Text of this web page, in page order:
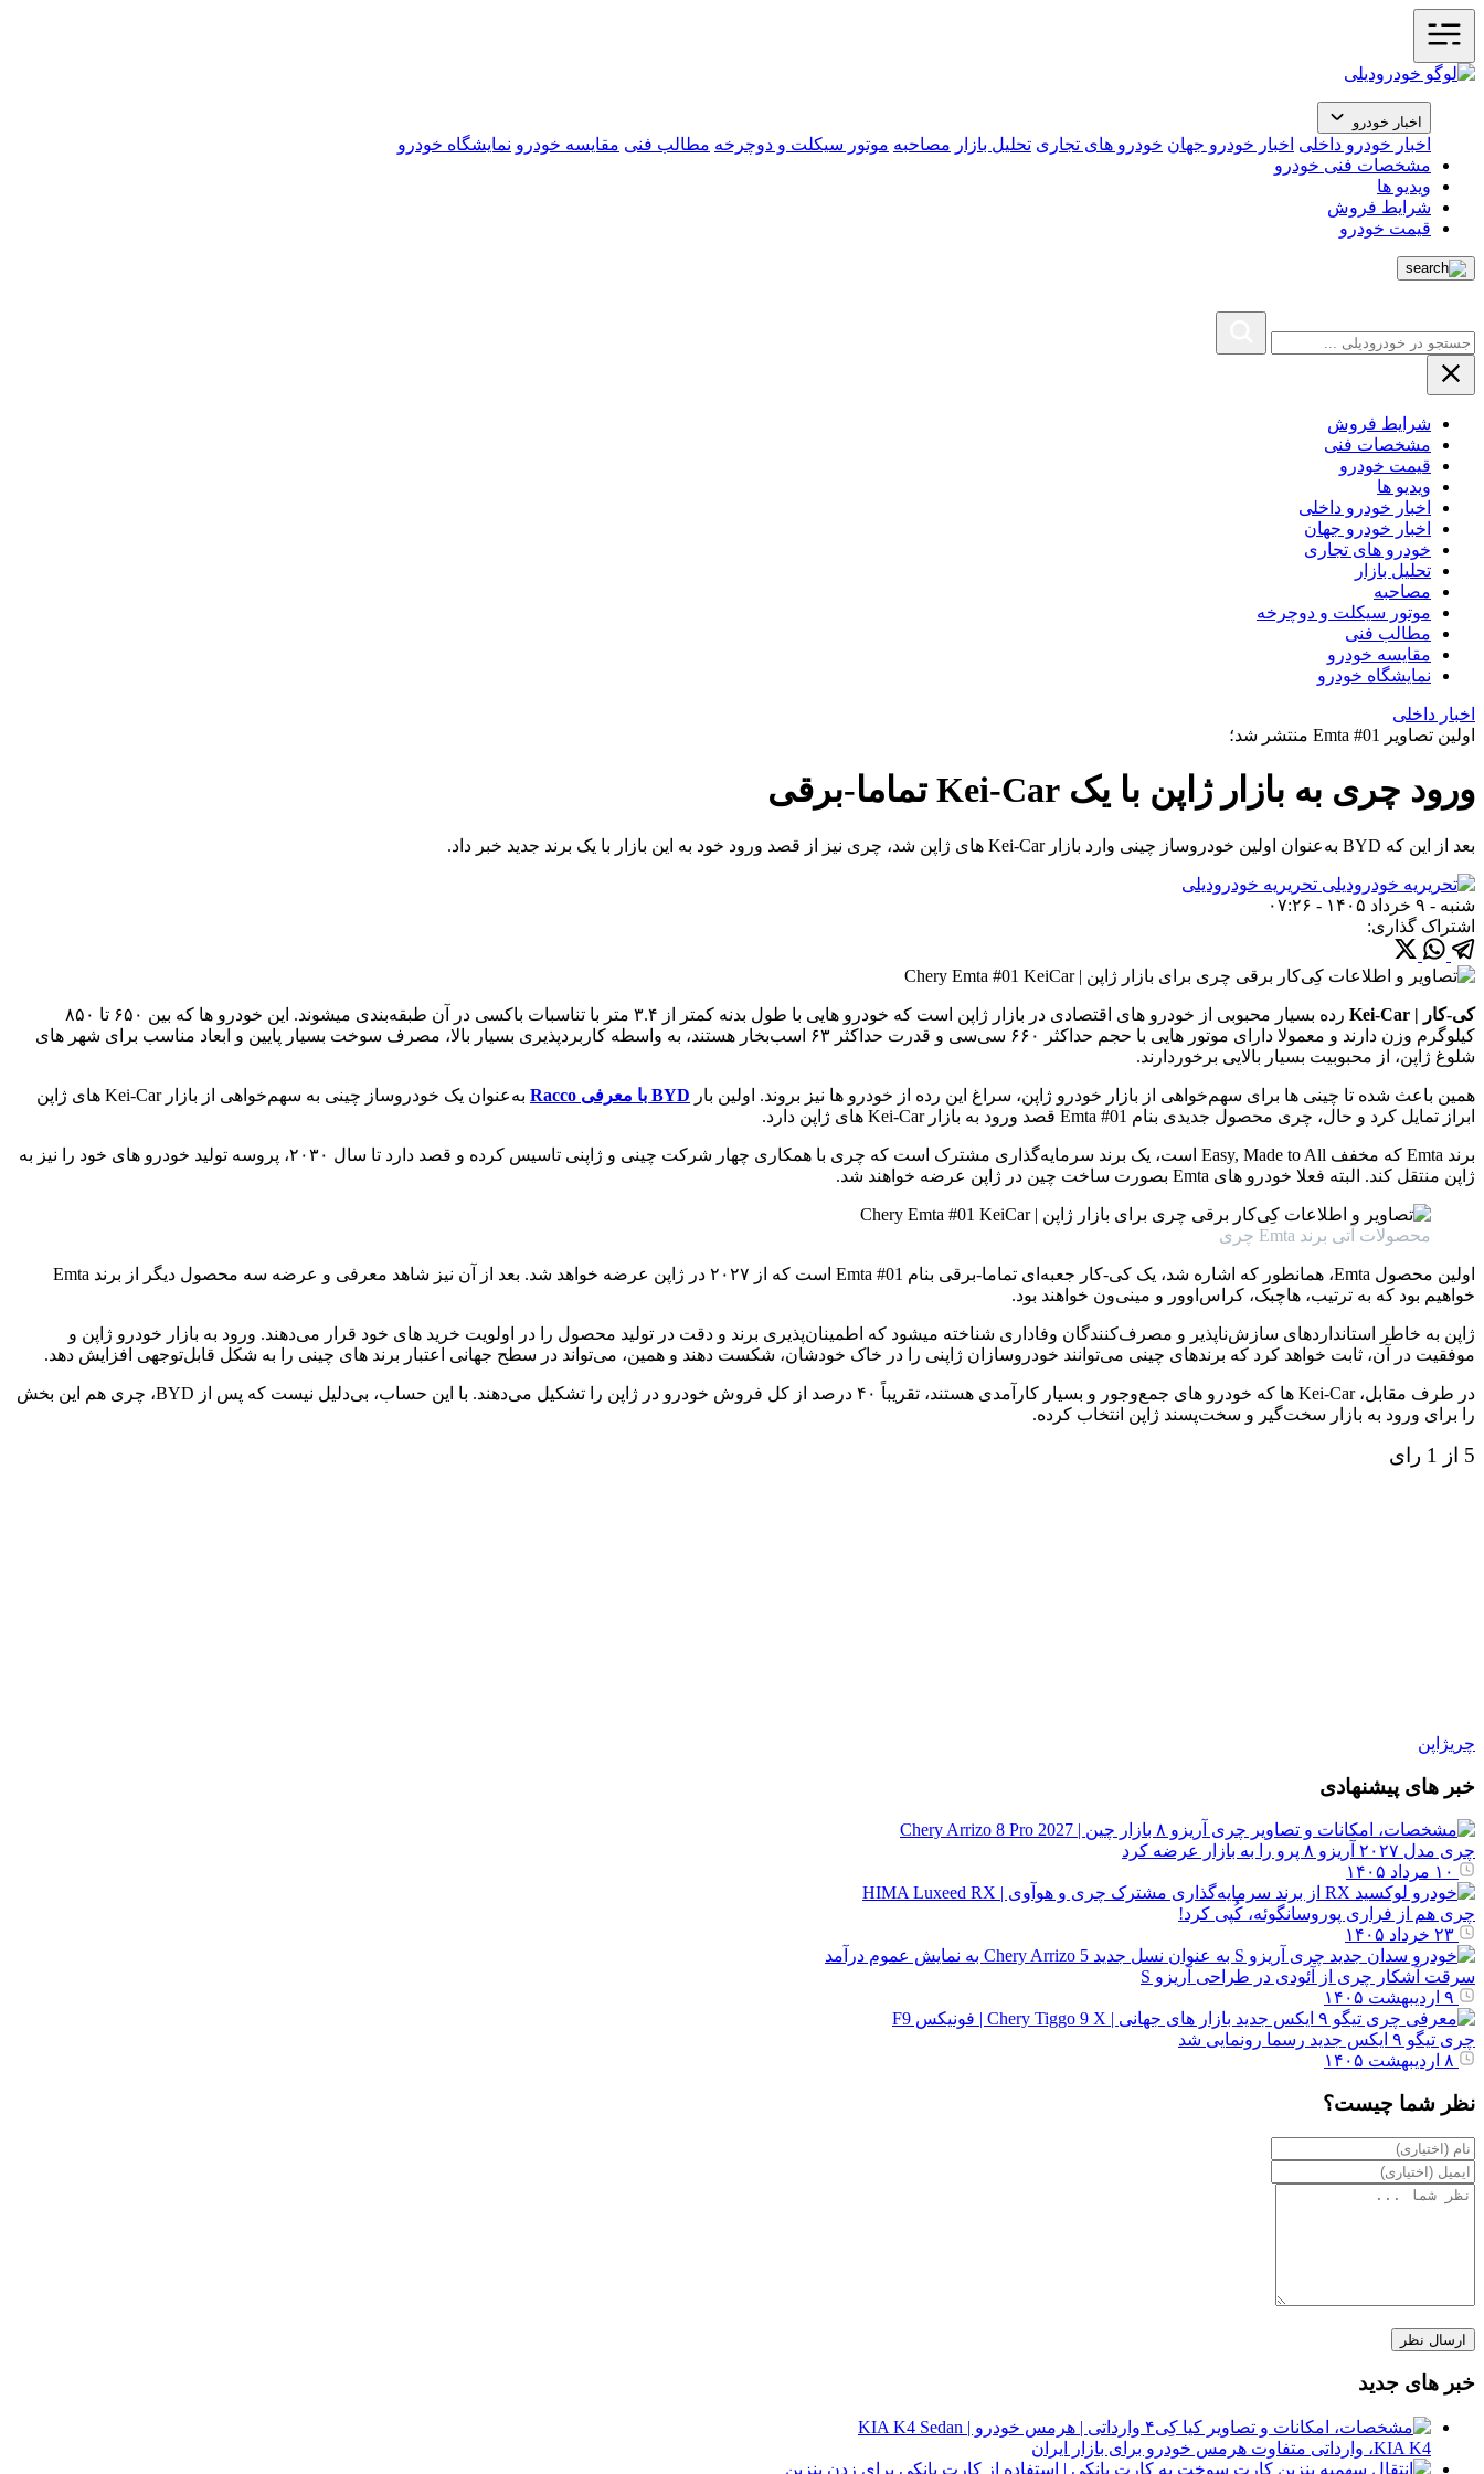
اخبار خودرو
اخبار خودرو داخلی اخبار خودرو جهان خودرو های تجاری تحلیل بازار مصاحبه موتور سیکلت و دوچرخه مطالب فنی مقایسه خودرو نمایشگاه خودرو
مشخصات فنی خودرو
ویدیو ها
شرایط فروش
قیمت خودرو
شرایط فروش
مشخصات فنی
قیمت خودرو
ویدیو ها
اخبار خودرو داخلی
اخبار خودرو جهان
خودرو های تجاری
تحلیل بازار
مصاحبه
موتور سیکلت و دوچرخه
مطالب فنی
مقایسه خودرو
نمایشگاه خودرو
اخبار داخلی
اولین تصاویر Emta #01 منتشر شد؛
ورود چری به بازار ژاپن با یک Kei-Car تماما-برقی
بعد از این که BYD به‌عنوان اولین خودروساز چینی وارد بازار Kei-Car های ژاپن شد، چری نیز از قصد ورود خود به این بازار با یک برند جدید خبر داد.
تحریریه خودرودیلی
شنبه - ۹ خرداد ۱۴۰۵ - ۰۷:۲۶
اشتراک گذاری:
کی-کار | Kei-Car
رده بسیار محبوبی از خودرو های اقتصادی در بازار ژاپن است که خودرو هایی با طول بدنه کمتر از ۳.۴ متر با تناسبات باکسی در آن طبقه‌بندی می‎شوند. این خودرو ها که بین ۶۵۰ تا ۸۵۰
کیلوگرم وزن دارند و معمولا دارای موتور هایی با حجم حداکثر ۶۶۰ سی‌سی و قدرت حداکثر ۶۳ اسب‌بخار هستند، به واسطه کاربردپذیری بسیار بالا، مصرف سوخت بسیار پایین و ابعاد مناسب برای شهر های
شلوغ ژاپن، از محبوبیت بسیار بالایی برخوردارند.
همین باعث شده تا چینی ها برای سهم‌خواهی از بازار خودرو ژاپن، سراغ این رده از خودرو ها نیز بروند. اولین بار BYD با معرفی Racco
به‌عنوان یک خودروساز چینی به سهم‌خواهی از بازار Kei-Car های ژاپن
ابراز تمایل کرد و حال، چری محصول جدیدی بنام Emta #01 قصد ورود به بازار Kei-Car های ژاپن دارد.
برند Emta که مخفف Easy, Made to All است، یک برند سرمایه‌گذاری مشترک است که چری با همکاری چهار شرکت چینی و ژاپنی تاسیس کرده و قصد دارد تا سال ۲۰۳۰، پروسه تولید خودرو های خود را نیز به
ژاپن منتقل کند. البته فعلا خودرو های Emta بصورت ساخت چین در ژاپن عرضه خواهند شد.
محصولات آتی برند Emta چری
اولین محصول Emta، همانطور که اشاره شد، یک کی‌-کار جعبه‌ای تماما-برقی بنام Emta #01 است که از ۲۰۲۷ در ژاپن عرضه خواهد شد. بعد از آن نیز شاهد معرفی و عرضه سه محصول دیگر از برند Emta
خواهیم بود که به ترتیب، هاچبک، کراس‌اوور و مینی‌ون خواهند بود.
ژاپن به خاطر استانداردهای سازش‌ناپذیر و مصرف‌کنندگان وفاداری شناخته می‎شود که اطمینان‌پذیری برند و دقت در تولید محصول را در اولویت خرید های خود قرار می‌دهند. ورود به بازار خودرو ژاپن و
موفقیت در آن، ثابت خواهد کرد که برندهای چینی می‌توانند خودروسازان ژاپنی را در خاک خودشان، شکست دهند و همین، می‌تواند در سطح جهانی اعتبار برند های چینی را به شکل قابل‌توجهی افزایش دهد.
در طرف مقابل، Kei-Car ها که خودرو های جمع‌وجور و بسیار کارآمدی هستند، تقریباً ۴۰ درصد از کل فروش خودرو در ژاپن را تشکیل می‌دهند. با این حساب، بی‌دلیل نیست که پس از BYD، چری هم این بخش
را برای ورود به بازار سخت‌گیر و سخت‌‎پسند ژاپن انتخاب کرده.
5 از 1 رای
چریژاپن
خبر های پیشنهادی
چری مدل ۲۰۲۷ آریزو ۸ پرو را به بازار عرضه کرد
چری هم از فراری پوروسانگوئه، کُپی کرد!
سرقت آشکار چری از آئودی در طراحی آریزو S
چری تیگو ۹ ایکس جدید رسما رونمایی شد
نظر شما چیست؟
خبر های جدید
KIA K4، وارداتی متفاوت هرمس خودرو برای بازار ایران